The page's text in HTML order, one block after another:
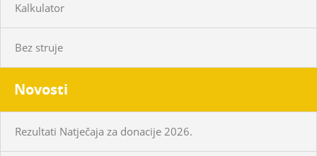
Kalkulator
Bez struje
Novosti
Rezultati Natječaja za donacije 2026.